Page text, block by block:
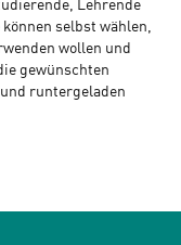
Lehrende
selbst wählen,
wollen und
gewünschten
runtergeladen